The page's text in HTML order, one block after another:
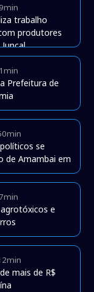
trabalho
produtores
Prefeitura de
se
de Amambai em
e
mais de R$